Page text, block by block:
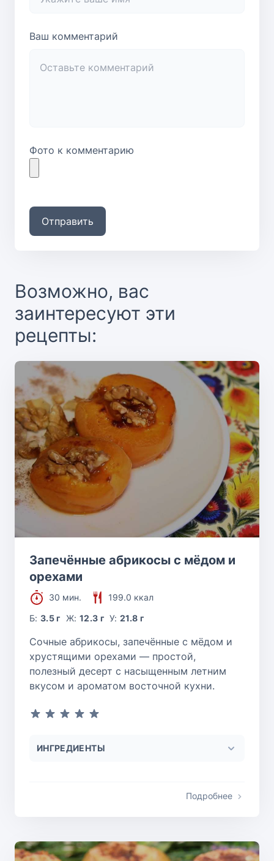
Ваш комментарий
Фото к комментарию
Отправить
Возможно, вас
заинтересуют эти
рецепты:
Запечённые абрикосы с мёдом и
орехами
30 мин.
199.0 ккал
Б:3.5 г Ж: 12.3 г У:21.8 г
Сочные абрикосы, запечённые с мёдом и
хрустящими орехами — простой,
полезный десерт с насыщенным летним
вкусом и ароматом восточной кухни.
ИНГРЕДИЕНТЫ
Подробнее